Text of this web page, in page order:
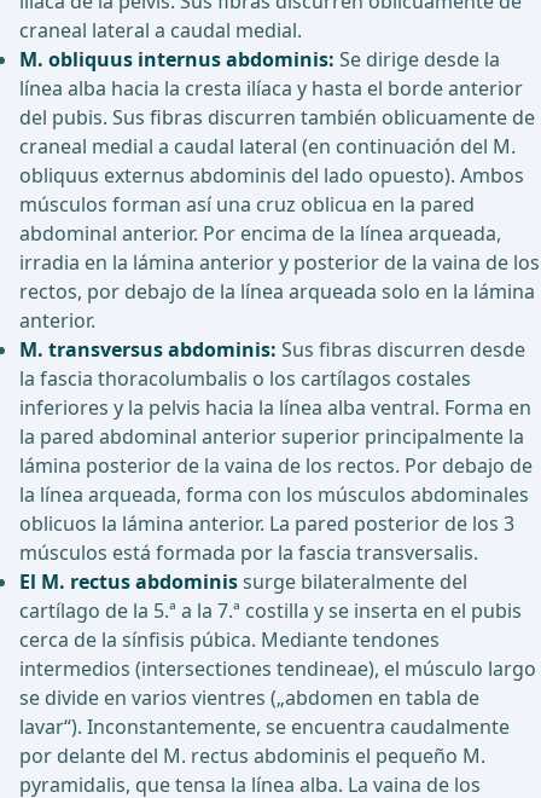
craneal lateral a caudal medial.
M. obliquus internus abdominis: Se dirige desde la
línea alba hacia la cresta ilíaca y hasta el borde anterior
del pubis. Sus fibras discurren también oblicuamente de
craneal medial a caudal lateral (en continuación del M.
obliquus externus abdominis del lado opuesto). Ambos
músculos forman así una cruz oblicua en la pared
abdominal anterior. Por encima de la línea arqueada,
irradia en la lámina anterior y posterior de la vaina de los
rectos, por debajo de la línea arqueada solo en la lámina
anterior.
M. transversus abdominis: Sus fibras discurren desde
la fascia thoracolumbalis o los cartílagos costales
inferiores y la pelvis hacia la línea alba ventral. Forma en
la pared abdominal anterior superior principalmente la
lámina posterior de la vaina de los rectos. Por debajo de
la línea arqueada, forma con los músculos abdominales
oblicuos la lámina anterior. La pared posterior de los 3
músculos está formada por la fascia transversalis.
El M. rectus abdominissurge bilateralmente del
cartílago de la 5.ª a la 7.ª costilla y se inserta en el pubis
cerca de la sínfisis púbica. Mediante tendones
intermedios (intersectiones tendineae), el músculo largo
se divide en varios vientres („abdomen en tabla de
lavar“). Inconstantemente, se encuentra caudalmente
por delante del M. rectus abdominis el pequeño M.
pyramidalis, que tensa la línea alba. La vaina de los